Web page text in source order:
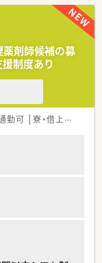
剤師候補の募
制度あり
勤可 寮・借上社宅あり